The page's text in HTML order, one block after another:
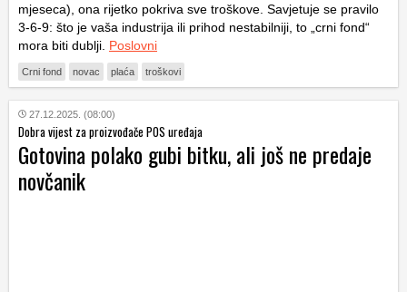
mjeseca), ona rijetko pokriva sve troškove. Savjetuje se pravilo
3-6-9: što je vaša industrija ili prihod nestabilniji, to „crni fond“
mora biti dublji. Poslovni
Crni fond novac plaća troškovi
27.12.2025. (08:00)
Dobra vijest za proizvođače POS uređaja
Gotovina polako gubi bitku, ali još ne predaje
novčanik